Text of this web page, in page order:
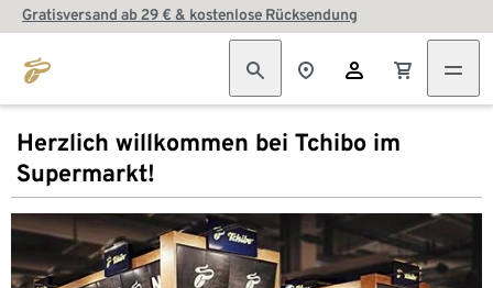
Gratisversand ab 29 € & kostenlose Rücksendung
Herzlich willkommen bei Tchibo im
Supermarkt!